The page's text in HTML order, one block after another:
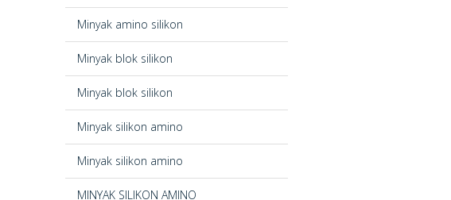
Minyak amino silikon
Minyak blok silikon
Minyak blok silikon
Minyak silikon amino
Minyak silikon amino
MINYAK SILIKON AMINO